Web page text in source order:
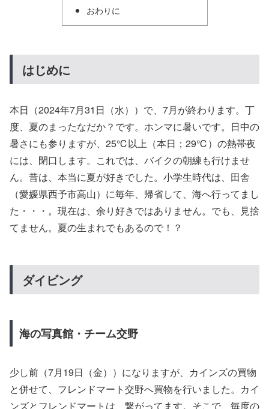
おわりに
はじめに
本日（2024年7月31日（水））で、7月が終わります。丁
度、夏のまったなだか？です。ホンマに暑いです。日中の
暑さにも参りますが、25℃以上（本日；29℃）の熱帯夜
には、閉口します。これでは、バイクの朝練も行けませ
ん。昔は、本当に夏が好きでした。小学生時代は、田舎
（愛媛県西予市高山）に毎年、帰省して、海へ行ってまし
た・・・。現在は、余り好きではありません。でも、見捨
てません。夏の生まれでもあるので！？
ダイビング
海の写真館・チーム交野
少し前（7月19日（金））になりますが、カインズの買物
と併せて、フレンドマート交野へ買物を行いました。カイ
ンズとフレンドマートは、繋がってます。そこで、毎度の